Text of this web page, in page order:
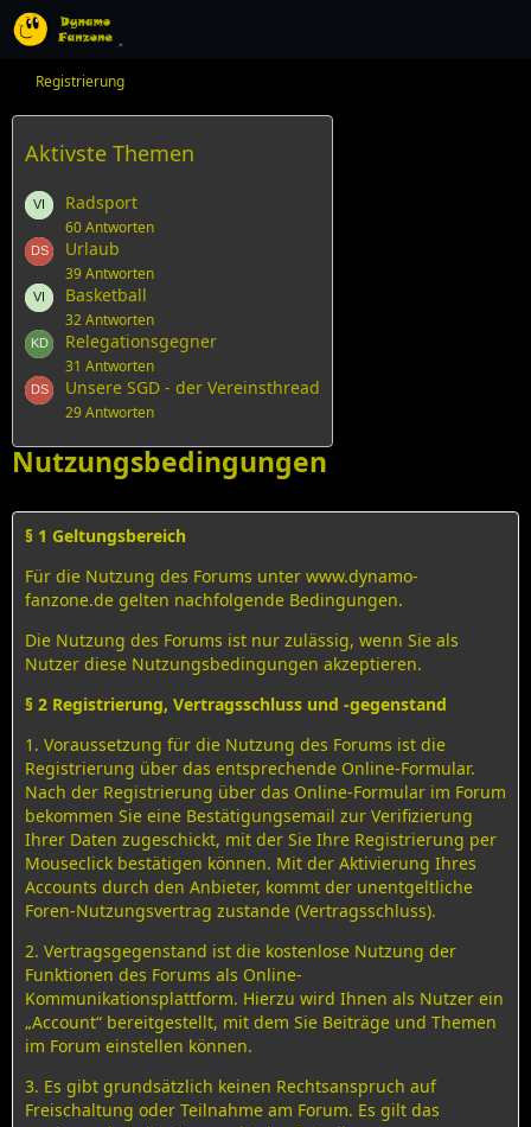
Registrierung
Nutzungsbedingungen
§ 1 Geltungsbereich
Für die Nutzung des Forums unter www.dynamo-
fanzone.de gelten nachfolgende Bedingungen.
Die Nutzung des Forums ist nur zulässig, wenn Sie als
Nutzer diese Nutzungsbedingungen akzeptieren.
§ 2 Registrierung, Vertragsschluss und -gegenstand
1. Voraussetzung für die Nutzung des Forums ist die
Registrierung über das entsprechende Online-Formular.
Nach der Registrierung über das Online-Formular im Forum
bekommen Sie eine Bestätigungsemail zur Verifizierung
Ihrer Daten zugeschickt, mit der Sie Ihre Registrierung per
Mouseclick bestätigen können. Mit der Aktivierung Ihres
Accounts durch den Anbieter, kommt der unentgeltliche
Foren-Nutzungsvertrag zustande (Vertragsschluss).
2. Vertragsgegenstand ist die kostenlose Nutzung der
Funktionen des Forums als Online-
Kommunikationsplattform. Hierzu wird Ihnen als Nutzer ein
„Account“ bereitgestellt, mit dem Sie Beiträge und Themen
im Forum einstellen können.
3. Es gibt grundsätzlich keinen Rechtsanspruch auf
Freischaltung oder Teilnahme am Forum. Es gilt das
Aktivste Themen
Radsport
60 Antworten
Urlaub
39 Antworten
Basketball
32 Antworten
Relegationsgegner
31 Antworten
Unsere SGD - der Vereinsthread
29 Antworten